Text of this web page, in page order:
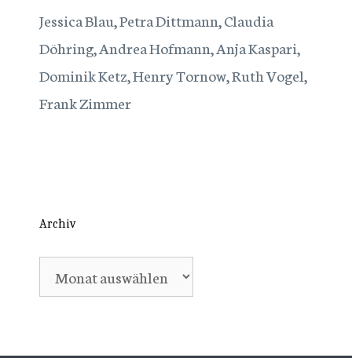
Jessica Blau, Petra Dittmann, Claudia
Döhring, Andrea Hofmann, Anja Kaspari,
Dominik Ketz, Henry Tornow, Ruth Vogel,
Frank Zimmer
Archiv
Archiv